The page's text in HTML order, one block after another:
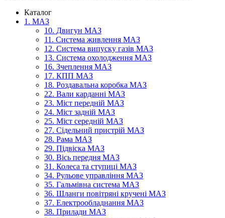
Каталог
1. МАЗ
10. Двигун МАЗ
11. Система живлення МАЗ
12. Система випуску газів МАЗ
13. Система охолодження МАЗ
16. Зчеплення МАЗ
17. КПП МАЗ
18. Роздавальна коробка МАЗ
22. Вали карданні МАЗ
23. Міст передній МАЗ
24. Міст задній МАЗ
25. Міст середній МАЗ
27. Сідельний пристрій МАЗ
28. Рама МАЗ
29. Підвіска МАЗ
30. Вісь передня МАЗ
31. Колеса та ступиці МАЗ
34. Рульове управління МАЗ
35. Гальмівна система МАЗ
36. Шланги повітряні кручені МАЗ
37. Електрообладнання МАЗ
38. Прилади МАЗ